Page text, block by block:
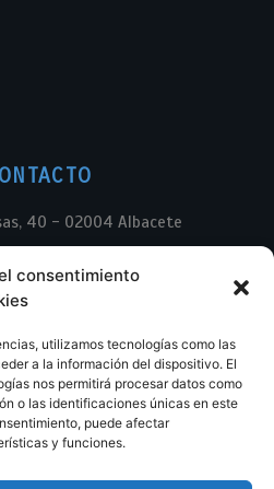
consentimiento
utilizamos tecnologías como las
a la información del dispositivo. El
nos permitirá procesar datos como
o las identificaciones únicas en este
puede afectar
y funciones.
40 - 02004 Albacete
600 875 604
967 74 17 07